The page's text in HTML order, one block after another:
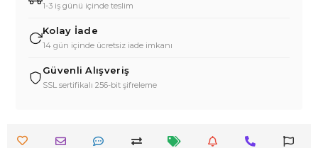
1-3 iş günü içinde teslim
Kolay İade
14 gün içinde ücretsiz iade imkanı
Güvenli Alışveriş
SSL sertifikalı 256-bit şifreleme